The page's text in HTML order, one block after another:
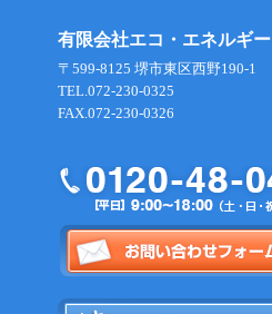
有限会社エコ・エネルギー
〒599-8125 堺市東区西野190-1
TEL.072-230-0325
FAX.072-230-0326